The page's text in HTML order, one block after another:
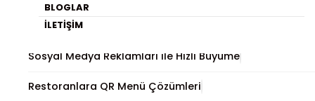
BLOGLAR
İLETIŞIM
En Son Yayınlananlar
Sosyal Medya Reklamları ile Hızlı Büyüme
Restoranlara QR Menü Çözümleri